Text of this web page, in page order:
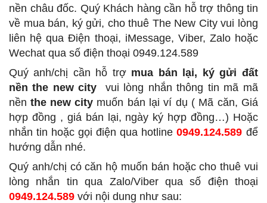
nền châu đốc. Quý Khách hàng cần hỗ trợ thông tin
về mua bán, ký gửi, cho thuê The New City vui lòng
liên hệ qua Điện thoại, iMessage, Viber, Zalo hoặc
Wechat qua số điện thoại 0949.124.589
Quý anh/chị cần hỗ trợ mua bán lại, ký gửi đất
nền the new city
vui lòng nhắn thông tin mã mã
nền the new city muốn bán lại ví dụ ( Mã căn, Giá
hợp đồng , giá bán lại, ngày ký hợp đồng…) Hoặc
nhắn tin hoặc gọi điện qua hotline 0949.124.589 để
hướng dẫn nhé.
Quý anh/chị có căn hộ muốn bán hoặc cho thuê vui
lòng nhắn tin qua Zalo/Viber qua số điện thoại
0949.124.589 với nội dung như sau: